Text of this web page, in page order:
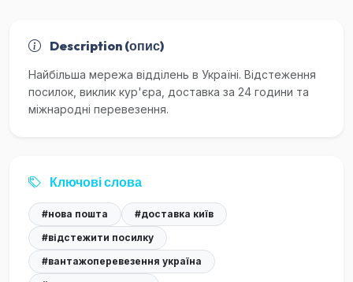
Description (опис)
Найбільша мережа відділень в Україні. Відстеження
посилок, виклик кур'єра, доставка за 24 години та
міжнародні перевезення.
Ключові слова
#нова пошта
#доставка київ
#відстежити посилку
#вантажоперевезення україна